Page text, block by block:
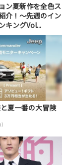
ン夏新作を全色ス
介！～先週のイン
キングVol...
夏一番の大冒険